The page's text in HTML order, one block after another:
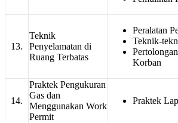
13.
Teknik
Penyelamatan di
Ruang Terbatas
Peralatan
Teknik-
Korban
14.
Praktek Pengukuran
Gas dan
Menggunakan Work
Permit
Praktek